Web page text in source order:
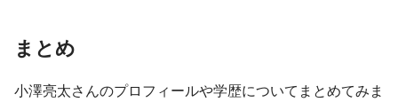
まとめ
小澤亮太さんのプロフィールや学歴についてまとめてみま